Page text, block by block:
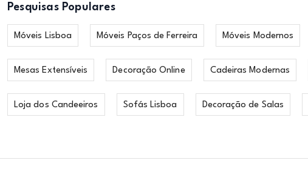
Pesquisas Populares
Móveis Lisboa Móveis Paços de Ferreira Móveis Modernos
Mesas Extensíveis Decoração Online Cadeiras Modernas
Loja dos Candeeiros Sofás Lisboa Decoração de Salas